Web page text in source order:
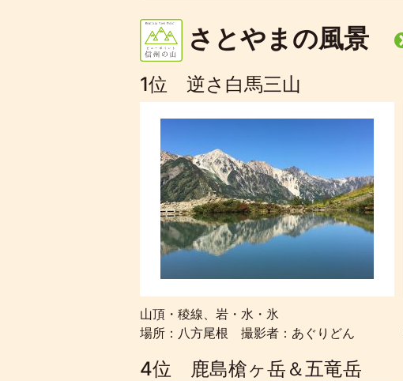
さとやまの風景
1位 逆さ白馬三山
山頂・稜線、岩・水・氷
場所：八方尾根 撮影者：あぐりどん
4位 鹿島槍ヶ岳＆五竜岳